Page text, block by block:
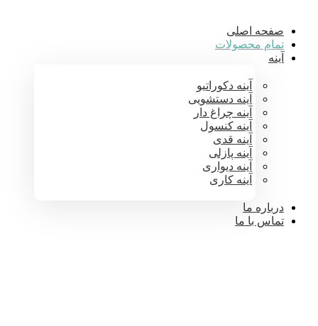
صفحه اصلی
تمام محصولات
آینه
آینه دکوراتیو
آینه دستشویی
آینه چراغ دار
آینه کنسول
آینه قدی
آینه پازلی
آینه دیواری
آینه کاری
درباره ما
تماس با ما